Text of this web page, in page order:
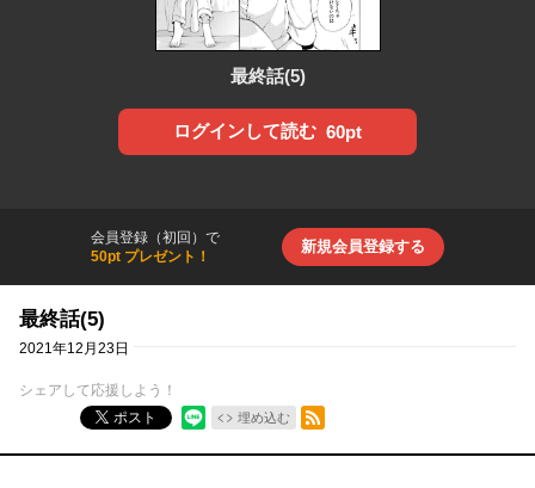
最終話(5)
ログインして読む 60pt
会員登録（初回）で
50pt プレゼント！
新規会員登録する
最終話(5)
2021年12月23日
シェアして応援しよう！
ポスト
埋め込む
RSSフィード